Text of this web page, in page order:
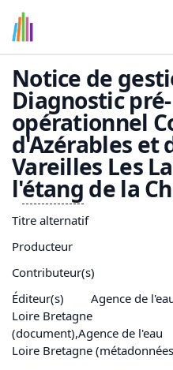
Notice de
Diagnostic pré-
opérationnel
d'Azérables et
Vareilles Les
l'étang de la
Titre alternatif
Producteur
Contributeur(s)
Éditeur(s)
Agence de
Loire Bretagne
(document),Agence de l'eau
Loire Bretagne